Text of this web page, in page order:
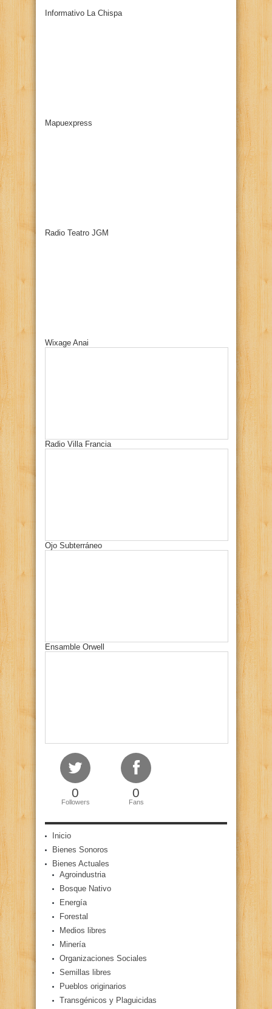
Informativo La Chispa
Mapuexpress
Radio Teatro JGM
Wixage Anai
Radio Villa Francia
Ojo Subterráneo
Ensamble Orwell
0
Followers
0
Fans
Inicio
Bienes Sonoros
Bienes Actuales
Agroindustria
Bosque Nativo
Energía
Forestal
Medios libres
Minería
Organizaciones Sociales
Semillas libres
Pueblos originarios
Transgénicos y Plaguicidas